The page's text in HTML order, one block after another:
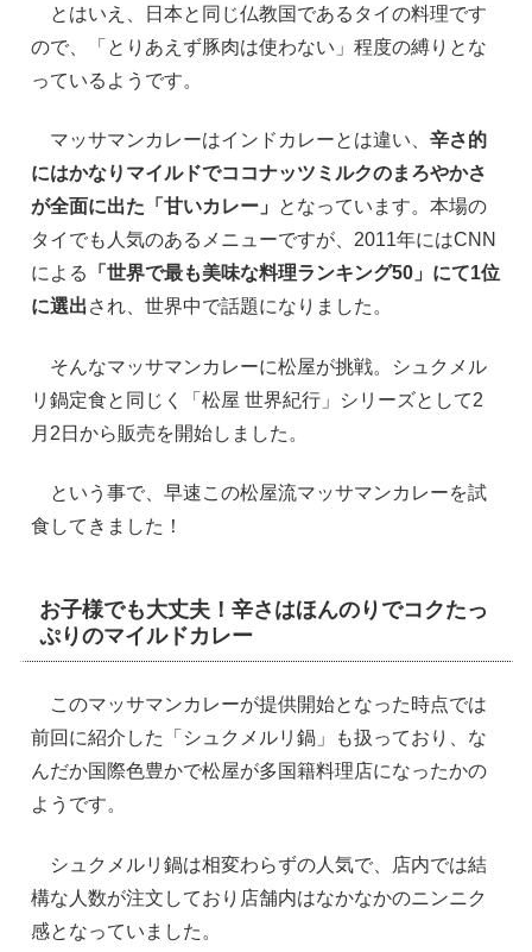
とはいえ、日本と同じ仏教国であるタイの料理です
ので、「とりあえず豚肉は使わない」程度の縛りとな
っているようです。
マッサマンカレーはインドカレーとは違い、 辛さ的
にはかなりマイルドでココナッツミルクのまろやかさ
が全面に出た「甘いカレー」
となっています。本場の
タイでも人気のあるメニューですが、2011年にはCNN
による
「世界で最も美味な料理ランキング50」にて1位
に選出され、世界中で話題になりました。
そんなマッサマンカレーに松屋が挑戦。シュクメル
リ鍋定食と同じく「松屋 世界紀行」シリーズとして2
月2日から販売を開始しました。
という事で、早速この松屋流マッサマンカレーを試
食してきました！
お子様でも大丈夫！辛さはほんのりでコクたっ
ぷりのマイルドカレー
このマッサマンカレーが提供開始となった時点では
前回に紹介した「シュクメルリ鍋」も扱っており、な
んだか国際色豊かで松屋が多国籍料理店になったかの
ようです。
シュクメルリ鍋は相変わらずの人気で、店内では結
構な人数が注文しており店舗内はなかなかのニンニク
感となっていました。